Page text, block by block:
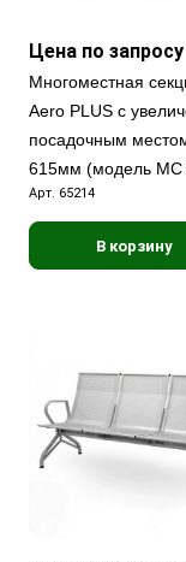
Цена по запросу
Многоместная
Aero PLUS с
посадочным
615мм (модель МС
Арт. 65214
В корзину